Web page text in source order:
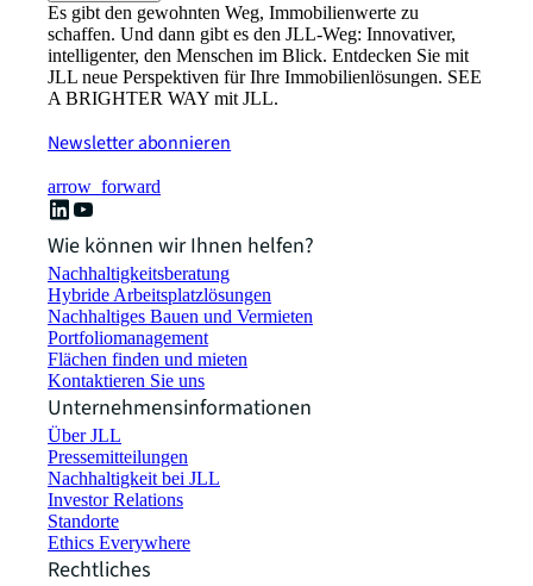
Es gibt den gewohnten Weg, Immobilienwerte zu
schaffen. Und dann gibt es den JLL-Weg: Innovativer,
intelligenter, den Menschen im Blick. Entdecken Sie mit
JLL neue Perspektiven für Ihre Immobilienlösungen. SEE
A BRIGHTER WAY mit JLL.
Newsletter abonnieren
arrow_forward
Wie können wir Ihnen helfen?
Nachhaltigkeitsberatung
Hybride Arbeitsplatzlösungen
Nachhaltiges Bauen und Vermieten
Portfoliomanagement
Flächen finden und mieten
Kontaktieren Sie uns
Unternehmensinformationen
Über JLL
Pressemitteilungen
Nachhaltigkeit bei JLL
Investor Relations
Standorte
Ethics Everywhere
Rechtliches